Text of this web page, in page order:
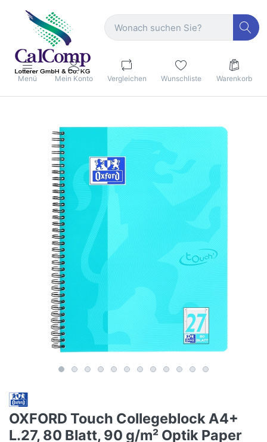
Menü Mein Konto Vergleichen Wunschliste Warenkorb
OXFORD Touch Collegeblock A4+
L.27, 80 Blatt, 90 g/m² Optik Paper